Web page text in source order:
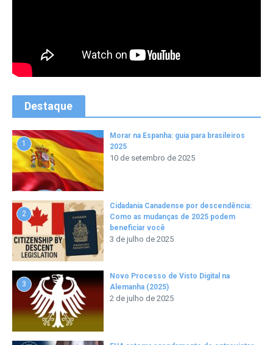
Destaque
1
Morar na Espanha: guia para brasileiros
2025
10 de setembro de 2025
2
Cidadania Canadense por descendência:
Como as mudanças de 2025 podem
beneficiar você
3 de julho de 2025
3
Novo Processo de Visto Digital na
Alemanha (2025)
2 de julho de 2025